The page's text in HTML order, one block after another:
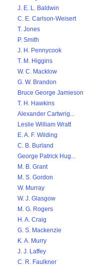
J. E. L. Baldwin
C. E. Carlson-Weisert
T. Jones
P. Smith
J. H. Pennycook
T. M. Higgins
W. C. Macklow
G. W. Brandon
Bruce George Jamieson
T. H. Hawkins
Alexander Cartwrig...
Leslie William Wratt
E. A. F. Wilding
C. B. Burland
George Patrick Hug...
M. B. Grant
M. S. Gordon
W. Murray
W. J. Glasgow
M. G. Rogers
H. A. Craig
G. S. Mackenzie
K. A. Murry
J. J. Laffey
C. R. Faulkner